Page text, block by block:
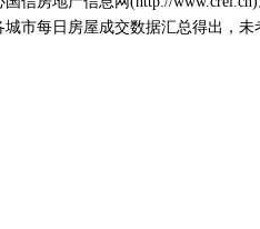
每日房屋成交数据汇总得出，未